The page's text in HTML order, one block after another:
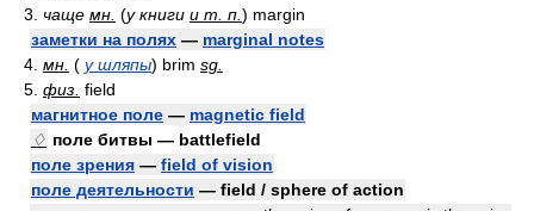
3. чаще мн. (у книги и т. п. ) margin
заметки на полях — marginal notes
4. мн. ( у шляпы) brim sg.
5. физ. field
магнитное поле — magnetic field
♢ поле битвы — battlefield
поле зрения — field of vision
поле деятельности — field / sphere of action